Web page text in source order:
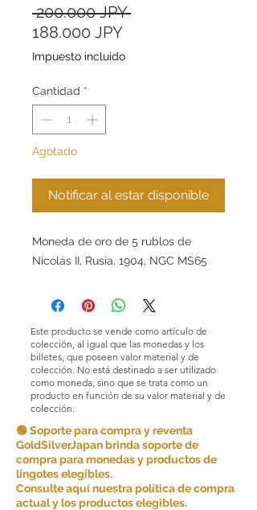
200.000 JPY Precio
188.000 JPYPrecio
de
Impuesto incluido
Cantidad *
Agotado
Notificar al estar disponible
Moneda de oro de 5 rublos de
Nicolás II, Rusia, 1904, NGC MS65
Este producto se vende como artículo de
colección, al igual que las monedas y los
billetes, que poseen valor material y de
colección. No está destinado a ser utilizado
como moneda, sino que se trata como un
producto en función de su valor material y de
colección.
🟢 Soporte para compra y reventa
GoldSilverJapan brinda soporte de
compra para monedas y productos de
lingotes elegibles.
Consulte aquí nuestra política de compra
actual y los productos elegibles.